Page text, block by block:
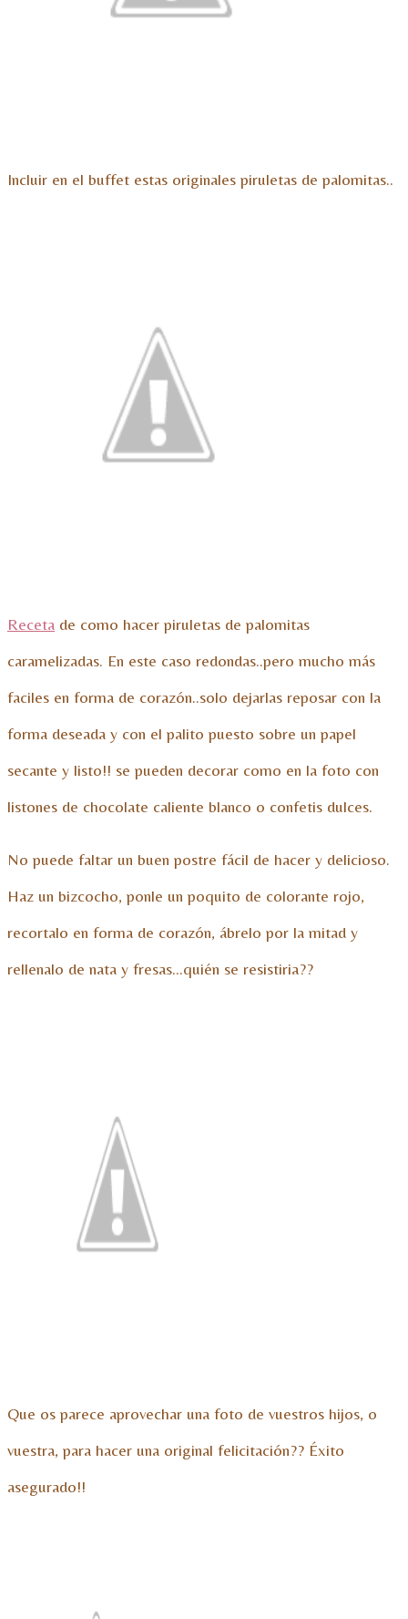
Incluir en el buffet estas originales piruletas de palomitas..
Receta de como hacer piruletas de palomitas
caramelizadas. En este caso redondas..pero mucho más
faciles en forma de corazón..solo dejarlas reposar con la
forma deseada y con el palito puesto sobre un papel
secante y listo!! se pueden decorar como en la foto con
listones de chocolate caliente blanco o confetis dulces.
No puede faltar un buen postre fácil de hacer y delicioso.
Haz un bizcocho, ponle un poquito de colorante rojo,
recortalo en forma de corazón, ábrelo por la mitad y
rellenalo de nata y fresas…quién se resistiria??
Que os parece aprovechar una foto de vuestros hijos, o
vuestra, para hacer una original felicitación?? Éxito
asegurado!!